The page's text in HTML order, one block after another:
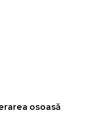
osoasă